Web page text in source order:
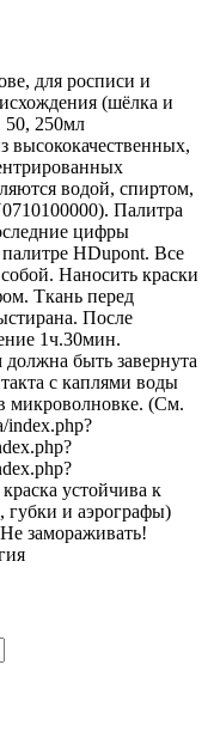
для росписи и
(шёлка и
50, 250мл
высококачественных,
водой, спиртом,
Палитра
цифры
HDupont. Все
Наносить краски
Ткань перед
После
1ч.30мин.
быть завернута
с каплями воды
микроволновке. (См.
index.php?
устойчива к
губки и аэрографы)
замораживать!